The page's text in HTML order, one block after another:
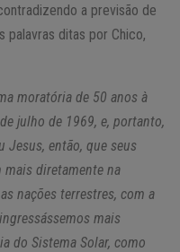
a previsão de
ditas por Chico,
moratória de 50 anos à
julho de 1969, e, portanto,
Jesus, então, que seus
mais diretamente na
nações terrestres, com a
mais
do Sistema Solar, como